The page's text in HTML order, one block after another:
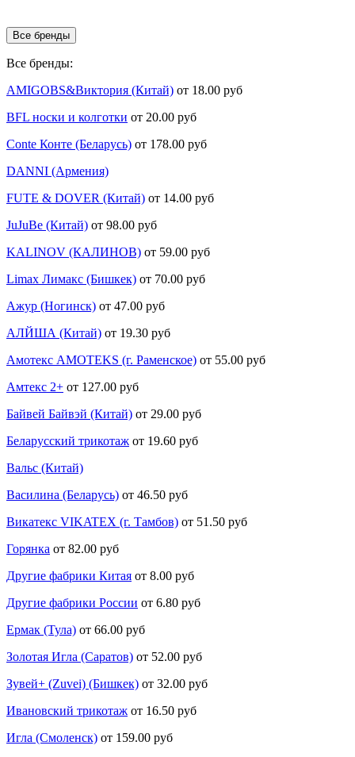
Все бренды
Все бренды:
AMIGOBS&Виктория (Китай) от 18.00 руб
BFL носки и колготки от 20.00 руб
Conte Конте (Беларусь) от 178.00 руб
DANNI (Армения)
FUTE & DOVER (Китай) от 14.00 руб
JuJuBe (Китай) от 98.00 руб
KALINOV (КАЛИНОВ) от 59.00 руб
Limax Лимакс (Бишкек) от 70.00 руб
Ажур (Ногинск) от 47.00 руб
АЛЙША (Китай) от 19.30 руб
Амотекс AMOTEKS (г. Раменское) от 55.00 руб
Амтекс 2+ от 127.00 руб
Байвей Байвэй (Китай) от 29.00 руб
Беларусский трикотаж от 19.60 руб
Вальс (Китай)
Василина (Беларусь) от 46.50 руб
Викатекс VIKATEX (г. Тамбов) от 51.50 руб
Горянка от 82.00 руб
Другие фабрики Китая от 8.00 руб
Другие фабрики России от 6.80 руб
Ермак (Тула) от 66.00 руб
Золотая Игла (Саратов) от 52.00 руб
Зувей+ (Zuvei) (Бишкек) от 32.00 руб
Ивановский трикотаж от 16.50 руб
Игла (Смоленск) от 159.00 руб